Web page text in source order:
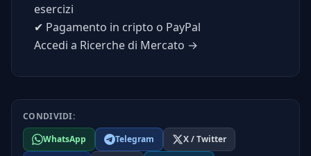
esercizi
✔ Pagamento in cripto o PayPal
Accedi a Ricerche di Mercato →
CONDIVIDI:
WhatsApp
Telegram
X / Twitter